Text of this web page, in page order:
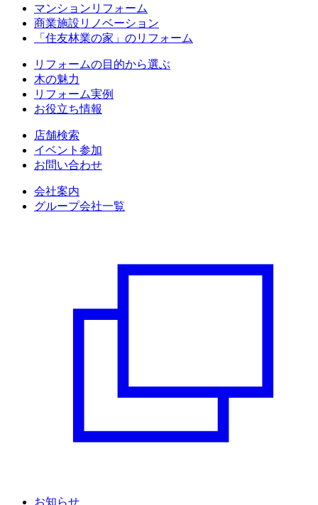
マンションリフォーム
商業施設リノベーション
「住友林業の家」のリフォーム
リフォームの目的から選ぶ
木の魅力
リフォーム実例
お役立ち情報
店舗検索
イベント参加
お問い合わせ
会社案内
グループ会社一覧
お知らせ